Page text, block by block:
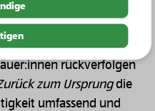
bis hin zum
unseren 8 Grundwerten
Ursprung unserer
rückverfolgen
zum Ursprungdie
umfassend und